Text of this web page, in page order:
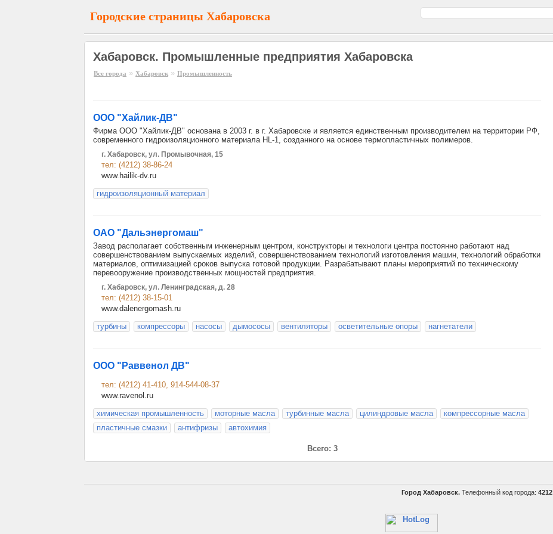
Городские страницы Хабаровска
Хабаровск. Промышленные предприятия Хабаровска
Все города » Хабаровск » Промышленность
ООО "Хайлик-ДВ"
Фирма ООО "Хайлик-ДВ" основана в 2003 г. в г. Хабаровске и является единственным производителем на территории РФ,
современного гидроизоляционного материала HL-1, созданного на основе термопластичных полимеров.
г. Хабаровск, ул. Промывочная, 15
тел: (4212) 38-86-24
www.hailik-dv.ru
гидроизоляционный материал
ОАО "Дальэнергомаш"
Завод располагает собственным инженерным центром, конструкторы и технологи центра постоянно работают над
совершенствованием выпускаемых изделий, совершенствованием технологий изготовления машин, технологий обработки
материалов, оптимизацией сроков выпуска готовой продукции. Разрабатывают планы мероприятий по техническому
перевооружение производственных мощностей предприятия.
г. Хабаровск, ул. Ленинградская, д. 28
тел: (4212) 38-15-01
www.dalenergomash.ru
турбины
компрессоры насосы дымососы вентиляторы осветительные опоры нагнетатели
ООО "Раввенол ДВ"
тел: (4212) 41-410, 914-544-08-37
www.ravenol.ru
химическая промышленность
моторные масла турбинные масла цилиндровые масла
компрессорные масла
пластичные смазки
антифризы автохимия
Всего: 3
Город Хабаровск. Телефонный код города: 4212